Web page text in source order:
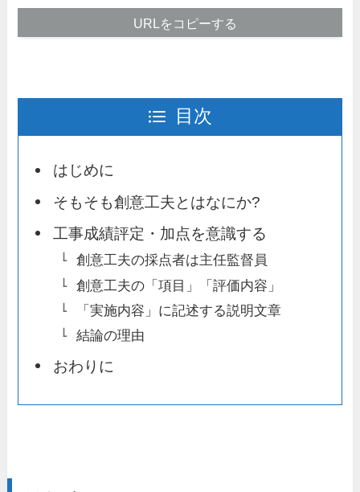
URLをコピーする
目次
はじめに
そもそも創意工夫とはなにか?
工事成績評定・加点を意識する
創意工夫の採点者は主任監督員
創意工夫の「項目」「評価内容」
「実施内容」に記述する説明文章
結論の理由
おわりに